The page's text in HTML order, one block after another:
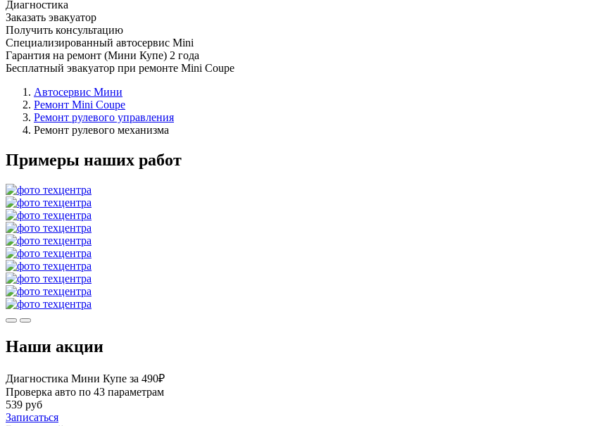
Диагностика
Заказать эвакуатор
Получить консультацию
Специализированный автосервис Mini
Гарантия на ремонт (Мини Купе) 2 года
Бесплатный эвакуатор при ремонте Mini Coupe
Автосервис Мини
Ремонт Mini Coupe
Ремонт рулевого управления
Ремонт рулевого механизма
Примеры наших работ
Наши акции
Диагностика Мини Купе за 490₽
Проверка авто по 43 параметрам
539 руб
Записаться